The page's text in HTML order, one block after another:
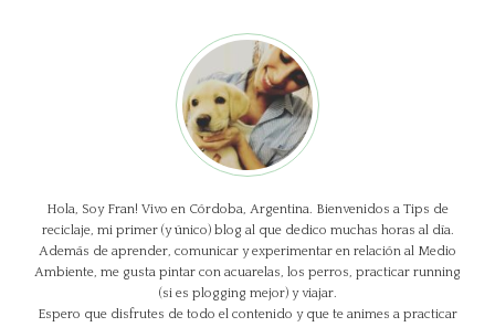
Hola, Soy Fran! Vivo en Córdoba, Argentina. Bienvenidos a Tips de
reciclaje, mi primer (y único) blog al que dedico muchas horas al día.
Además de aprender, comunicar y experimentar en relación al Medio
Ambiente, me gusta pintar con acuarelas, los perros, practicar running
(si es plogging mejor) y viajar.
Espero que disfrutes de todo el contenido y que te animes a practicar